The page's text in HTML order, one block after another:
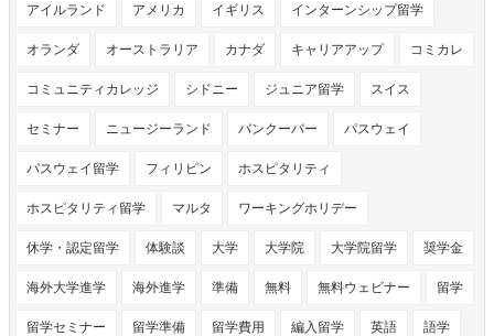
アイルランド アメリカ イギリス インターンシップ留学
オランダ オーストラリア カナダ キャリアアップ コミカレ
コミュニティカレッジ シドニー ジュニア留学 スイス
セミナー ニュージーランド バンクーバー パスウェイ
パスウェイ留学 フィリピン ホスピタリティ
ホスピタリティ留学 マルタ ワーキングホリデー
休学・認定留学 体験談 大学 大学院 大学院留学 奨学金
海外大学進学 海外進学 準備 無料 無料ウェビナー 留学
留学セミナー 留学準備 留学費用 編入留学 英語 語学